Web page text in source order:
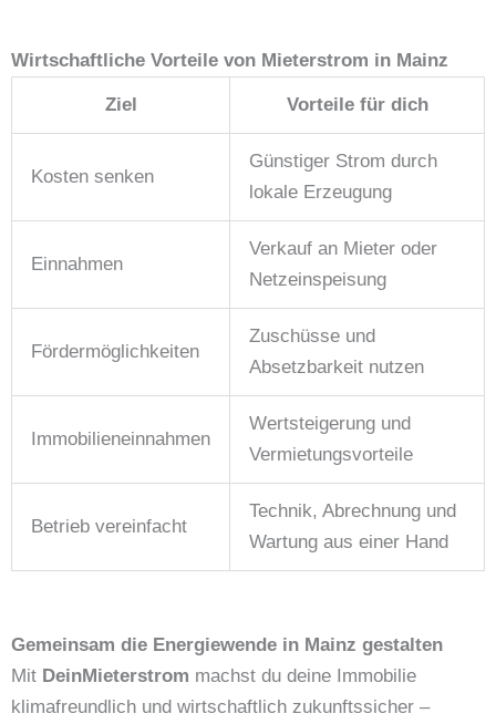
Wirtschaftliche Vorteile von Mieterstrom in Mainz
Ziel Vorteile für dich
Kosten senken
Günstiger Strom durch
lokale Erzeugung
Einnahmen
Verkauf an Mieter oder
Netzeinspeisung
Fördermöglichkeiten
Zuschüsse und
Absetzbarkeit nutzen
Immobilieneinnahmen
Wertsteigerung und
Vermietungsvorteile
Betrieb vereinfacht
Technik, Abrechnung und
Wartung aus einer Hand
Gemeinsam die Energiewende in Mainz gestalten
Mit DeinMieterstrom machst du deine Immobilie
klimafreundlich und wirtschaftlich zukunftssicher –